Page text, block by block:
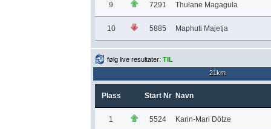
9 7291 Thulane Magagula
10 5885 Maphuti Majetja
følg live resultater: TIL
21km
Plass Start Nr Navn
1 5524 Karin-Mari Dötze